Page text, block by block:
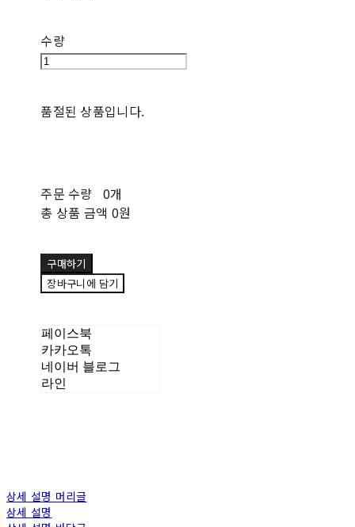
수량
품절된 상품입니다.
주문 수량 0개
총 상품 금액 0원
구매하기
장바구니에 담기
페이스북
카카오톡
네이버 블로그
라인
상세 설명 머리글
상세 설명